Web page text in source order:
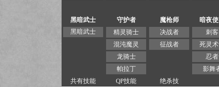
黑暗武士
黑暗武士
守护者
精灵骑士
混沌魔灵
龙骑士
帕拉丁
魔枪师
决战者
征战者
暗夜
刺客
死灵
忍者
影舞
共有技能
QP技能 绝杀技